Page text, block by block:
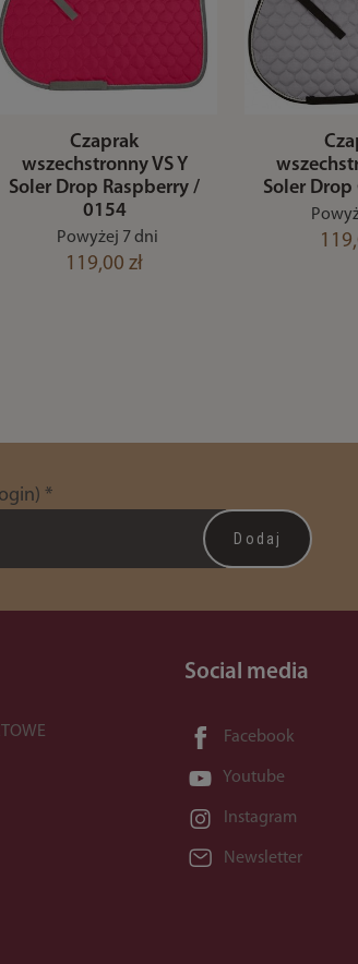
Czaprak
wszechstronny VS Y
Soler Drop Raspberry /
0154
Powyżej 7 dni
119,00 zł
Soler Drop
*
Social media
Facebook
Youtube
Instagram
Newsletter